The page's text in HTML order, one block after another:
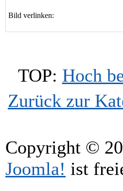
Bild verlinken:
TOP: Hoch
Zurück zur
Copyright ©
Joomla! ist